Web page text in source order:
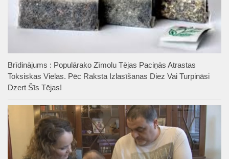
Brīdinājums : Populārako Zīmolu Tējas Paciņās Atrastas
Toksiskas Vielas. Pēc Raksta Izlasīšanas Diez Vai Turpināsi
Dzert Šīs Tējas!